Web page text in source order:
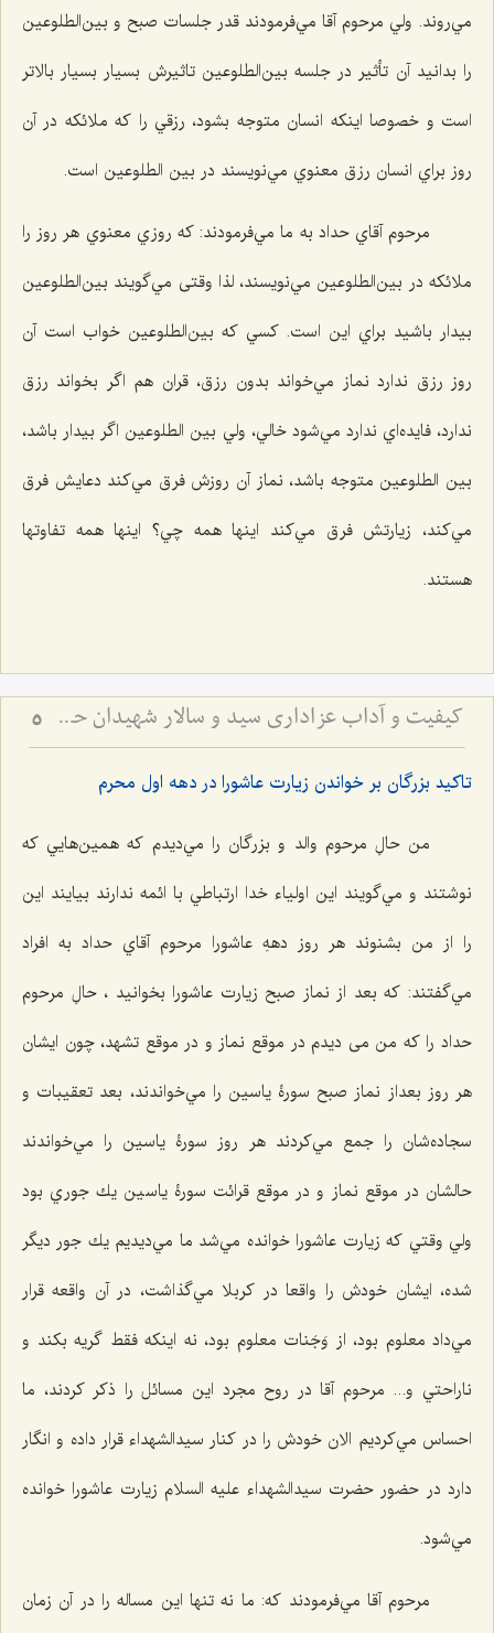
مي‌روند. ولي مرحوم آقا مي‌فرمودند قدر جلسات صبح و بين‌الطلوعين
را بدانيد آن تأثير در جلسه بين‌الطلوعين تاثيرش بسيار بسيار بالاتر
است و خصوصا اينكه انسان متوجه بشود، رزقي را كه ملائكه در آن
روز براي انسان رزق معنوي مي‌نويسند در بين الطلوعين است.
مرحوم آقاي حداد به ما مي‌فرمودند: كه روزي معنوي هر روز را
ملائكه در بين‌الطلوعين مي‌نويسند، لذا وقتی مي‌گويند بين‌الطلوعين
بيدار باشيد براي اين است. كسي كه بين‌الطلوعين خواب است آن
روز رزق ندارد نماز مي‌خواند بدون رزق، قران هم اگر بخواند رزق
ندارد، فايده‌اي ندارد مي‌شود خالي، ولي بين الطلوعين اگر بيدار باشد،
بين الطلوعين متوجه باشد، نماز آن روزش فرق مي‌كند دعايش فرق
مي‌كند، زيارتش فرق مي‌كند اينها همه چي؟ اينها همه تفاوتها
هستند.
کیفیت و آداب عزاداری سید و سالار شهیدان حضرت أباعبداللَه الحسین علیه السلام 5
تاكيد بزرگان بر خواندن زيارت عاشورا در دهه اول محرم
من حالِ مرحوم والد و بزرگان را مي‌دیدم که همين‌هايي كه
نوشتند و مي‌گويند اين اولياء ‌خدا ارتباطي با ائمه ندارند بيايند اين
را از من بشنوند هر روز دههِ عاشورا مرحوم آقاي حداد به افراد
مي‌گفتند: كه بعد از نماز صبح زيارت عاشورا بخوانيد ، حالِ مرحوم
حداد را كه من می دیدم در موقع نماز و در موقع تشهد، چون ايشان
هر روز بعداز نماز صبح سورۀ ياسين را مي‌خواندند، بعد تعقيبات و
سجاده‌شان را جمع مي‌كردند هر روز سورۀ ياسين را مي‌خواندند
حالشان در موقع نماز و در موقع قرائت سورۀ ياسين يك جوري بود
ولي وقتي كه زيارت عاشورا خوانده مي‌شد ما مي‌ديديم يك جور ديگر
شده، ايشان خودش را واقعا در كربلا مي‌گذاشت، در آن واقعه قرار
مي‌داد معلوم بود، از وَجَنات معلوم بود، نه اينكه فقط گريه بكند و
ناراحتي و... مرحوم آقا در روح مجرد اين مسائل را ذكر كردند، ما
احساس مي‌كرديم الان خودش را در كنار سيدالشهداء قرار داده و انگار
دارد در حضور حضرت سیدالشهداء علیه السلام زيارت عاشورا خوانده
مي‌شود.
مرحوم آقا مي‌فرمودند كه: ما نه ‌تنها اين مساله را در آن زمان